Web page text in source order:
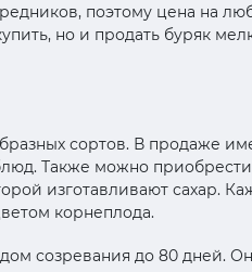
поэтому цена на
но и продать буряк
сортов. В продаже
Также можно приобрести
изготавливают сахар.
корнеплода.
созревания до 80 дней.